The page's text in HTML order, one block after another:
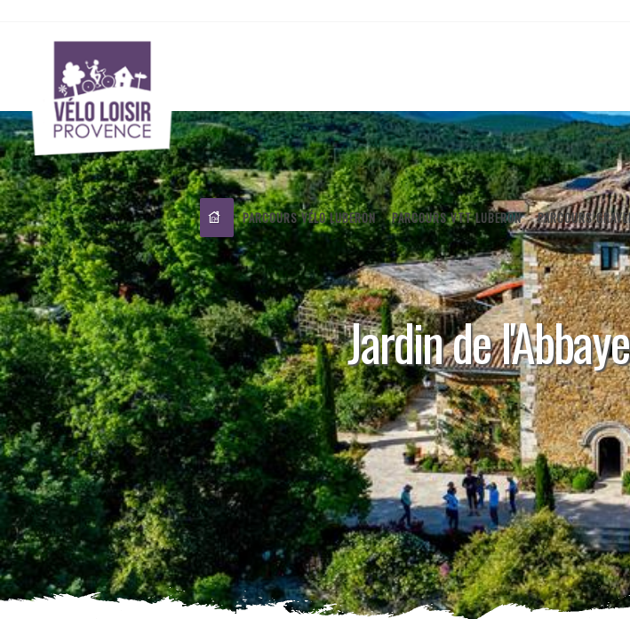
PARCOURS VÉLO LUBERON PARCOURS VTT LUBERON PARCOURS
Jardin de